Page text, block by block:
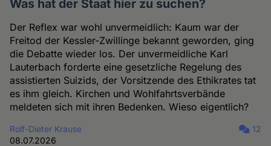
Was hat der Staat hier zu suchen?
Der Reflex war wohl unvermeidlich: Kaum war der
Freitod der Kessler-Zwillinge bekannt geworden, ging
die Debatte wieder los. Der unvermeidliche Karl
Lauterbach forderte eine gesetzliche Regelung des
assistierten Suizids, der Vorsitzende des Ethikrates tat
es ihm gleich. Kirchen und Wohlfahrtsverbände
meldeten sich mit ihren Bedenken. Wieso eigentlich?
Rolf-Dieter Krause
08.07.2026
12